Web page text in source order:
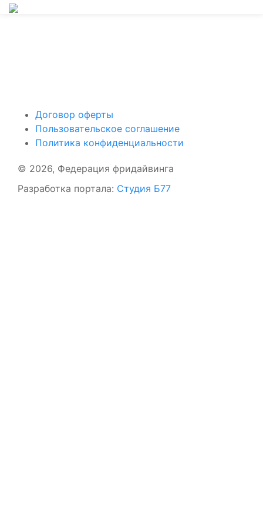
Договор оферты
Пользовательское соглашение
Политика конфиденциальности
© 2026, Федерация фридайвинга
Разработка портала: Студия Б77